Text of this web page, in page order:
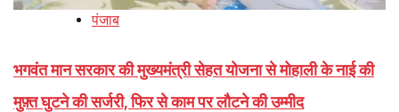
पंजाब
भगवंत मान सरकार की मुख्यमंत्री सेहत योजना से मोहाली के नाई की
मुफ़्त घुटने की सर्जरी, फिर से काम पर लौटने की उम्मीद